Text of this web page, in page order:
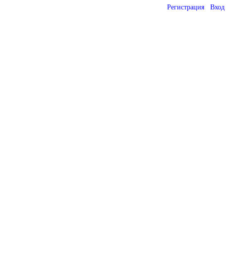
Регистрация Вход